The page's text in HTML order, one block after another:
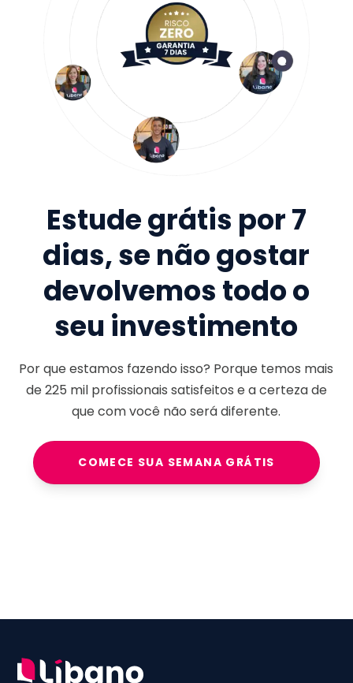
Estude grátis por 7
dias, se não gostar
devolvemos todo o
seu investimento
Por que estamos fazendo isso? Porque temos mais
de225 milprofissionais satisfeitos e a certeza de
que com você não será diferente.
COMECE SUA SEMANA GRÁTIS